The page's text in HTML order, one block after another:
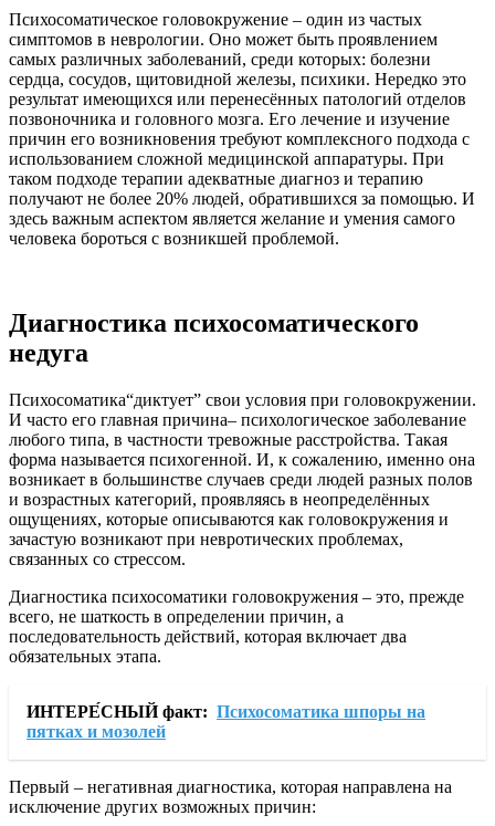
Психосоматическое головокружение – один из частых
симптомов в неврологии. Оно может быть проявлением
самых различных заболеваний, среди которых: болезни
сердца, сосудов, щитовидной железы, психики. Нередко это
результат имеющихся или перенесённых патологий отделов
позвоночника и головного мозга. Его лечение и изучение
причин его возникновения требуют комплексного подхода с
использованием сложной медицинской аппаратуры. При
таком подходе терапии адекватные диагноз и терапию
получают не более 20% людей, обратившихся за помощью. И
здесь важным аспектом является желание и умения самого
человека бороться с возникшей проблемой.
Диагностика психосоматического
недуга
Психосоматика“диктует” свои условия при головокружении.
И часто его главная причина– психологическое заболевание
любого типа, в частности тревожные расстройства. Такая
форма называется психогенной. И, к сожалению, именно она
возникает в большинстве случаев среди людей разных полов
и возрастных категорий, проявляясь в неопределённых
ощущениях, которые описываются как головокружения и
зачастую возникают при невротических проблемах,
связанных со стрессом.
Диагностика психосоматики головокружения – это, прежде
всего, не шаткость в определении причин, а
последовательность действий, которая включает два
обязательных этапа.
ИНТЕРЕ́СНЫЙ факт: Психосоматика шпоры на
пятках и мозолей
Первый – негативная диагностика, которая направлена на
исключение других возможных причин: